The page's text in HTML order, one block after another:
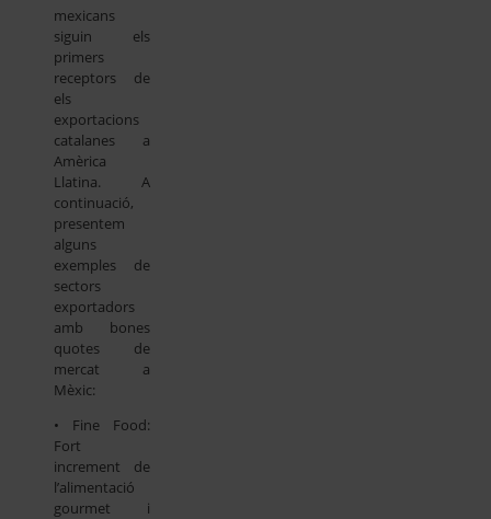
mexicans
siguin els
primers
receptors de
els
exportacions
catalanes a
Amèrica
Llatina. A
continuació,
presentem
alguns
exemples de
sectors
exportadors
amb bones
quotes de
mercat a
Mèxic:
• Fine Food:
Fort
increment de
l’alimentació
gourmet i